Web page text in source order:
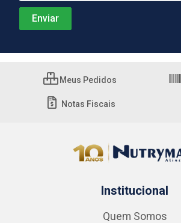
Meus Pedidos
Notas Fiscais
Institucional
Quem Somos